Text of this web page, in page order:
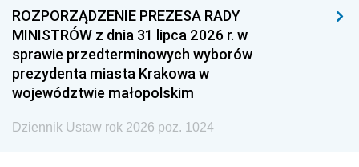
ROZPORZĄDZENIE PREZESA RADY
MINISTRÓW z dnia 31 lipca 2026 r. w
sprawie przedterminowych wyborów
prezydenta miasta Krakowa w
województwie małopolskim
Dziennik Ustaw rok 2026 poz. 1024